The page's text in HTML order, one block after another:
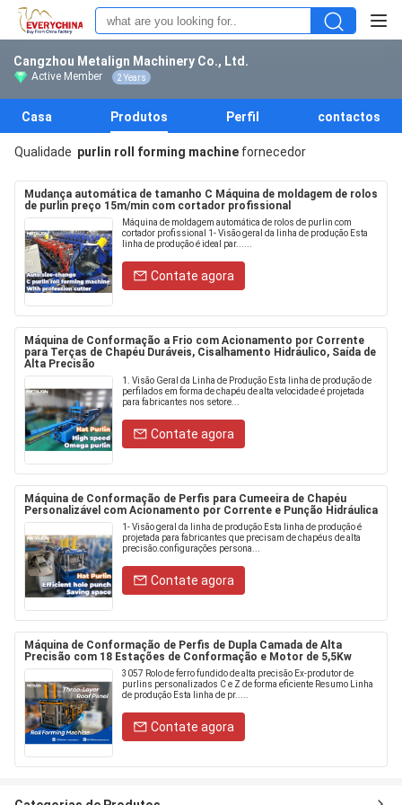
Cangzhou Metalign Machinery Co., Ltd.
Active Member 2 Years
Casa Produtos Perfil contactos
Qualidade purlin roll forming machine fornecedor
Mudança automática de tamanho C Máquina de moldagem de rolos
de purlin preço 15m/min com cortador profissional
Máquina de moldagem automática de rolos de purlin com
cortador profissional 1- Visão geral da linha de produção Esta
linha de produção é ideal par......
Contate agora
Máquina de Conformação a Frio com Acionamento por Corrente
para Terças de Chapéu Duráveis, Cisalhamento Hidráulico, Saída de
Alta Precisão
1. Visão Geral da Linha de Produção Esta linha de produção de
perfilados em forma de chapéu de alta velocidade é projetada
para fabricantes nos setore...
Contate agora
Máquina de Conformação de Perfis para Cumeeira de Chapéu
Personalizável com Acionamento por Corrente e Punção Hidráulica
1- Visão geral da linha de produção Esta linha de produção é
projetada para fabricantes que precisam de chapéus de alta
precisão.configurações persona...
Contate agora
Máquina de Conformação de Perfis de Dupla Camada de Alta
Precisão com 18 Estações de Conformação e Motor de 5,5Kw
3057 Rolo de ferro fundido de alta precisão Ex-produtor de
purlins personalizados C e Z de forma eficiente Resumo Linha
de produção Esta linha de pr.....
Contate agora